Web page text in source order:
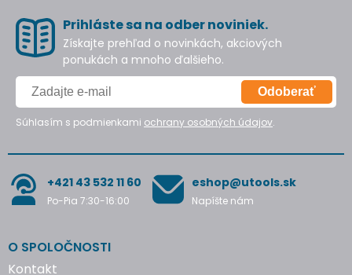
Prihláste sa na odber noviniek.
Získajte prehľad o novinkách, akciových
ponukách a mnoho ďalšieho.
Odoberať
Súhlasím s podmienkami ochrany osobných údajov.
+421 43 532 11 60
Po-Pia 7:30-16:00
eshop@utools.sk
Napíšte nám
O SPOLOČNOSTI
Kontakt